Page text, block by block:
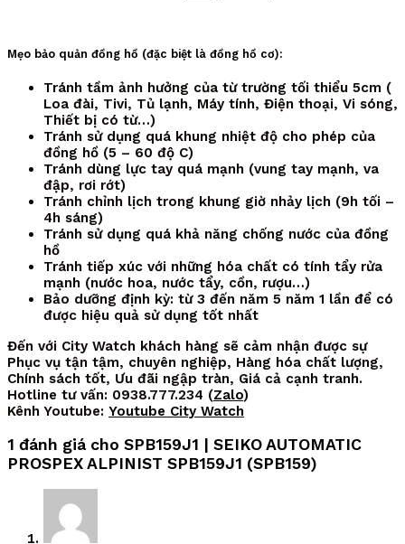
Mẹo bảo quản đồng hồ (đặc biệt là đồng hồ cơ):
Tránh tầm ảnh hưởng của từ trường tối thiểu 5cm (
Loa đài, Tivi, Tủ lạnh, Máy tính, Điện thoại, Vi sóng,
Thiết bị có từ…)
Tránh sử dụng quá khung nhiệt độ cho phép của
đồng hồ (5 – 60 độ C)
Tránh dùng lực tay quá mạnh (vung tay mạnh, va
đập, rơi rớt)
Tránh chỉnh lịch trong khung giờ nhảy lịch (9h tối –
4h sáng)
Tránh sử dụng quá khả năng chống nước của đồng
hồ
Tránh tiếp xúc với những hóa chất có tính tẩy rửa
mạnh (nước hoa, nước tẩy, cồn, rượu…)
Bảo dưỡng định kỳ: từ 3 đến năm 5 năm 1 lần để có
được hiệu quả sử dụng tốt nhất
Đến với City Watch khách hàng sẽ cảm nhận được sự
Phục vụ tận tậm, chuyên nghiệp, Hàng hóa chất lượng,
Chính sách tốt, Ưu đãi ngập tràn, Giá cả cạnh tranh.
Hotline tư vấn: 0938.777.234 (Zalo)
Kênh Youtube: Youtube City Watch
1 đánh giá cho SPB159J1 | SEIKO AUTOMATIC
PROSPEX ALPINIST SPB159J1 (SPB159)